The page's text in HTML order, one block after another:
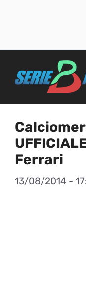
Ferrari
13/08/2014 -